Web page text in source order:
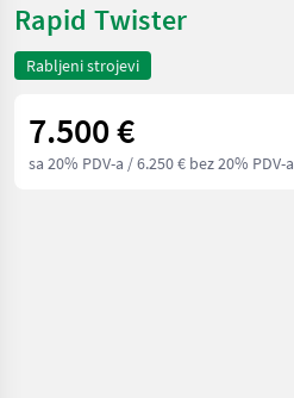
Rapid Twister
Rabljeni strojevi
7.500 €
sa 20% PDV-a / 6.250 € bez 20% PDV-a